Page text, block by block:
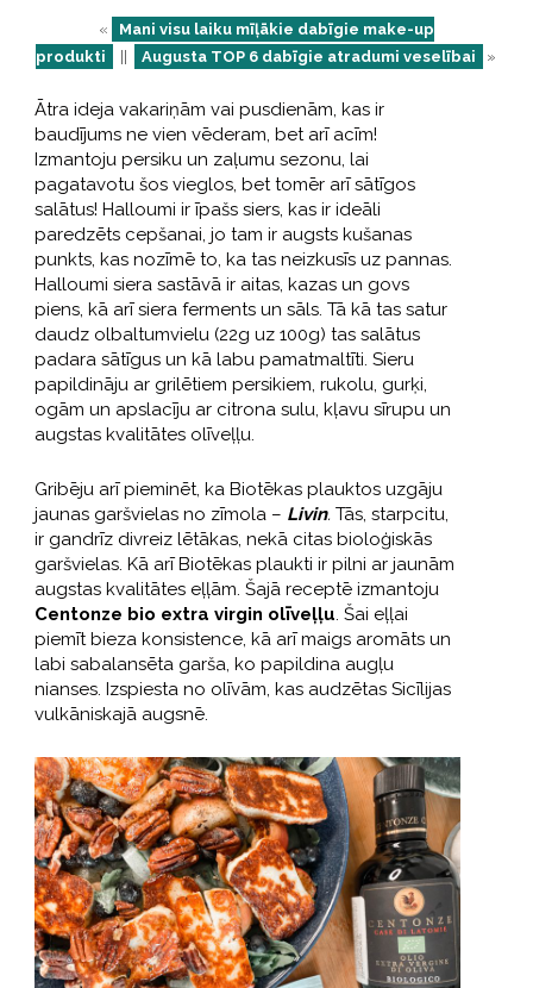
«
Mani visu laiku mīļākie dabīgie make-up
produkti
Augusta TOP 6 dabīgie atradumi veselībai »
Ātra ideja vakariņām vai pusdienām, kas ir
baudījums ne vien vēderam, bet arī acīm!
Izmantoju persiku un zaļumu sezonu, lai
pagatavotu šos vieglos, bet tomēr arī sātīgos
salātus! Halloumi ir īpašs siers, kas ir ideāli
paredzēts cepšanai, jo tam ir augsts kušanas
punkts, kas nozīmē to, ka tas neizkusīs uz pannas.
Halloumi siera sastāvā ir aitas, kazas un govs
piens, kā arī siera ferments un sāls. Tā kā tas satur
daudz olbaltumvielu (22g uz 100g) tas salātus
padara sātīgus un kā labu pamatmaltīti. Sieru
papildināju ar grilētiem persikiem, rukolu, gurķi,
ogām un apslacīju ar citrona sulu, kļavu sīrupu un
augstas kvalitātes olīveļļu.
Gribēju arī pieminēt, ka Biotēkas plauktos uzgāju
jaunas garšvielas no zīmola – Livin. Tās, starpcitu,
ir gandrīz divreiz lētākas, nekā citas bioloģiskās
garšvielas. Kā arī Biotēkas plaukti ir pilni ar jaunām
augstas kvalitātes eļļām. Šajā receptē izmantoju
Centonze bio extra virgin olīveļļu. Šai eļļai
piemīt bieza konsistence, kā arī maigs aromāts un
labi sabalansēta garša, ko papildina augļu
nianses. Izspiesta no olīvām, kas audzētas Sicīlijas
vulkāniskajā augsnē.